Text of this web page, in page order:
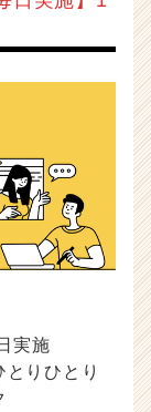
実施
とりひとり